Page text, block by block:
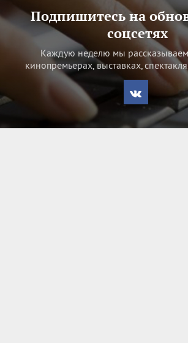
Подпишитесь на
соцсетях
Каждую неделю мы
кинопремьерах, выставках,